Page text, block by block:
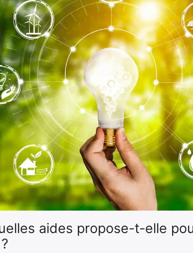
aides propose-t-elle